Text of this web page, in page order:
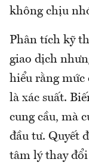
không chịu
Phân tích kỹ
giao dịch
hiểu rằng mức
là xác suất.
cung cầu, mà
đầu tư. Quyết
tâm lý thay